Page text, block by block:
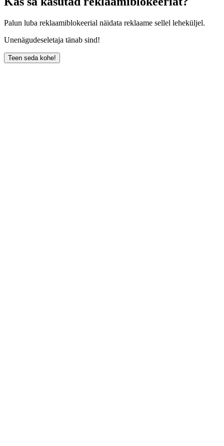
Palun luba reklaamiblokeerial näidata reklaame sellel leheküljel.
Unenägudeseletaja tänab sind!
Teen seda kohe!